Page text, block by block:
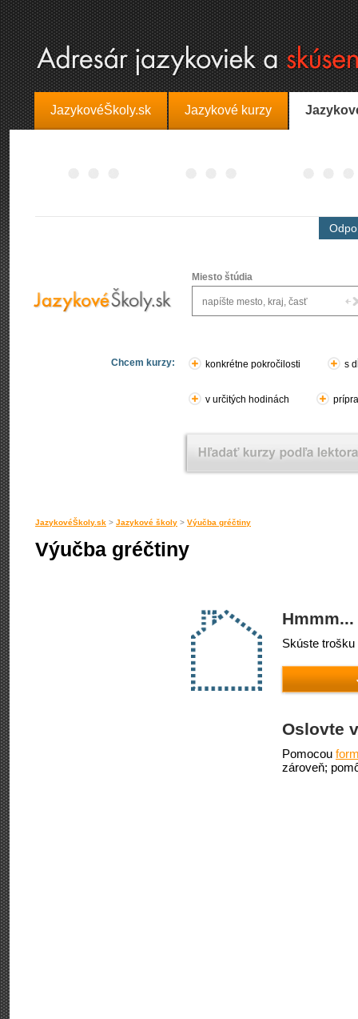
JazykovéŠkoly.sk Jazykové kurzy
Miesto štúdia
Chcem kurzy: konkrétne pokročilosti s
v určitých hodinách
JazykovéŠkoly.sk > Jazykové školy > Výučba gréčtiny
Výučba gréčtiny
Skúste
Oslovte
Pomocou
zároveň;